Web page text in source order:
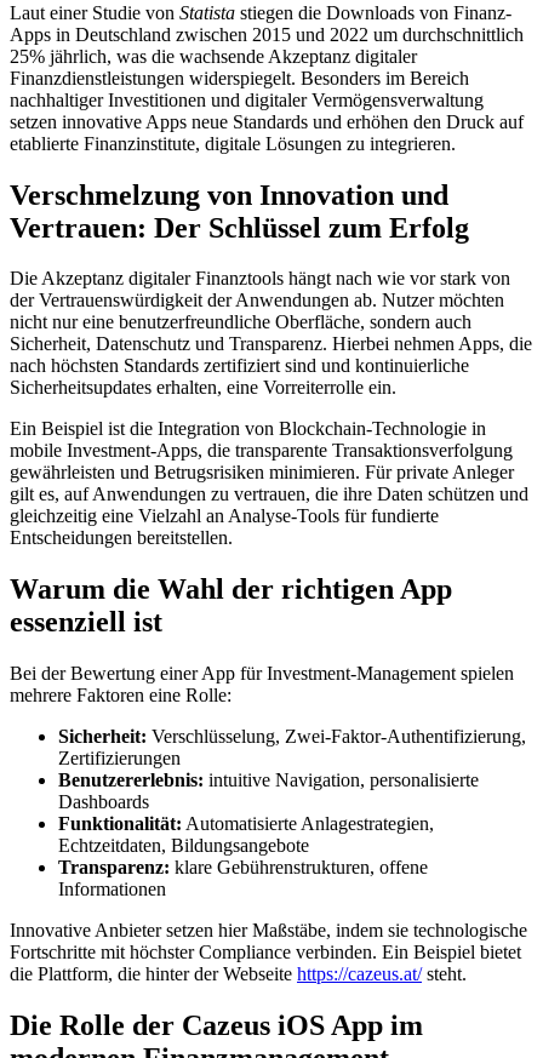
Laut einer Studie von Statista stiegen die Downloads von Finanz-
Apps in Deutschland zwischen 2015 und 2022 um durchschnittlich
25% jährlich, was die wachsende Akzeptanz digitaler
Finanzdienstleistungen widerspiegelt. Besonders im Bereich
nachhaltiger Investitionen und digitaler Vermögensverwaltung
setzen innovative Apps neue Standards und erhöhen den Druck auf
etablierte Finanzinstitute, digitale Lösungen zu integrieren.
Verschmelzung von Innovation und
Vertrauen: Der Schlüssel zum Erfolg
Die Akzeptanz digitaler Finanztools hängt nach wie vor stark von
der Vertrauenswürdigkeit der Anwendungen ab. Nutzer möchten
nicht nur eine benutzerfreundliche Oberfläche, sondern auch
Sicherheit, Datenschutz und Transparenz. Hierbei nehmen Apps, die
nach höchsten Standards zertifiziert sind und kontinuierliche
Sicherheitsupdates erhalten, eine Vorreiterrolle ein.
Ein Beispiel ist die Integration von Blockchain-Technologie in
mobile Investment-Apps, die transparente Transaktionsverfolgung
gewährleisten und Betrugsrisiken minimieren. Für private Anleger
gilt es, auf Anwendungen zu vertrauen, die ihre Daten schützen und
gleichzeitig eine Vielzahl an Analyse-Tools für fundierte
Entscheidungen bereitstellen.
Warum die Wahl der richtigen App
essenziell ist
Bei der Bewertung einer App für Investment-Management spielen
mehrere Faktoren eine Rolle:
Sicherheit: Verschlüsselung, Zwei-Faktor-Authentifizierung,
Zertifizierungen
Benutzererlebnis: intuitive Navigation, personalisierte
Dashboards
Funktionalität: Automatisierte Anlagestrategien,
Echtzeitdaten, Bildungsangebote
Transparenz: klare Gebührenstrukturen, offene
Informationen
Innovative Anbieter setzen hier Maßstäbe, indem sie technologische
Fortschritte mit höchster Compliance verbinden. Ein Beispiel bietet
die Plattform, die hinter der Webseite https://cazeus.at/steht.
Die Rolle der Cazeus iOS App im